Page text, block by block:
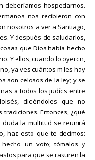
deberíamos hospedarnos.
nos recibieron con
nosotros a ver a Santiago,
Y después de saludarlos,
que Dios había hecho
Y ellos, cuando lo oyeron,
ya ves cuántos miles hay
son celosos de la ley; y se
a todos los judíos entre
diciéndoles que no
Entonces, ¿qué
la multitud se reunirá
haz esto que te decimos:
un voto; tómalos y
para que se rasuren la